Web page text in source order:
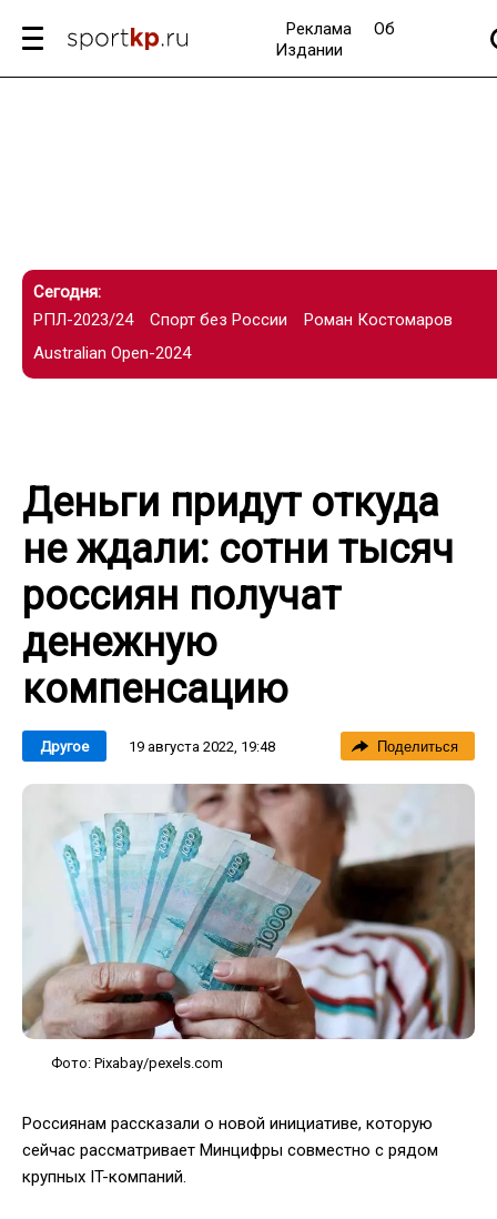
Реклама
Об
Издании
Сегодня:
РПЛ-2023/24
Спорт без России
Роман Костомаров
Australian Open-2024
Деньги придут откуда
не ждали: сотни тысяч
россиян получат
денежную
компенсацию
Другое 19 августа 2022, 19:48 Поделиться
Фото: Pixabay/pexels.com
Россиянам рассказали о новой инициативе, которую
сейчас рассматривает Минцифры совместно с рядом
крупных IT-компаний.